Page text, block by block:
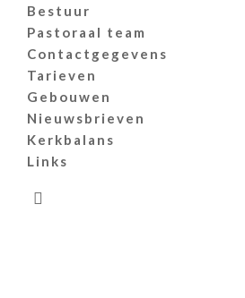
Bestuur
Pastoraal team
Contactgegevens
Tarieven
Gebouwen
Nieuwsbrieven
Kerkbalans
Links